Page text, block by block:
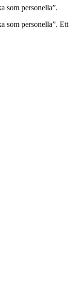
som personella”.
som personella”. Ett